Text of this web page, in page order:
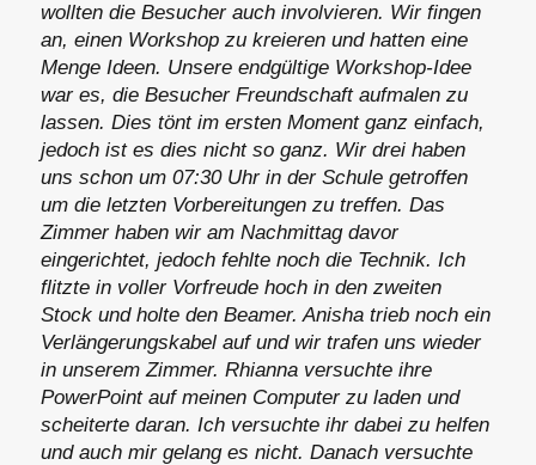
wollten die Besucher auch involvieren. Wir fingen
an, einen Workshop zu kreieren und hatten eine
Menge Ideen. Unsere endgültige Workshop-Idee
war es, die Besucher Freundschaft aufmalen zu
lassen. Dies tönt im ersten Moment ganz einfach,
jedoch ist es dies nicht so ganz. Wir drei haben
uns schon um 07:30 Uhr in der Schule getroffen
um die letzten Vorbereitungen zu treffen. Das
Zimmer haben wir am Nachmittag davor
eingerichtet, jedoch fehlte noch die Technik. Ich
flitzte in voller Vorfreude hoch in den zweiten
Stock und holte den Beamer. Anisha trieb noch ein
Verlängerungskabel auf und wir trafen uns wieder
in unserem Zimmer. Rhianna versuchte ihre
PowerPoint auf meinen Computer zu laden und
scheiterte daran. Ich versuchte ihr dabei zu helfen
und auch mir gelang es nicht. Danach versuchte